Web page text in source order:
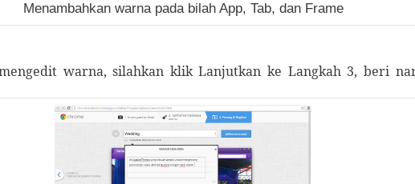
Menambahkan warna pada bilah App, Tab, dan Frame
warna, silahkan klik Lanjutkan ke Langkah 3, beri